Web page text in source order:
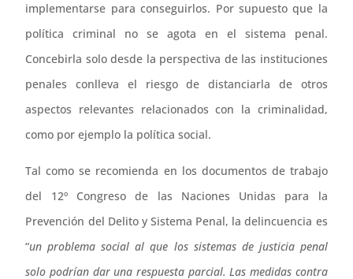
implementarse para conseguirlos. Por supuesto que la
política criminal no se agota en el sistema penal.
Concebirla solo desde la perspectiva de las instituciones
penales conlleva el riesgo de distanciarla de otros
aspectos relevantes relacionados con la criminalidad,
como por ejemplo la política social.
Tal como se recomienda en los documentos de trabajo
del 12º Congreso de las Naciones Unidas para la
Prevención del Delito y Sistema Penal, la delincuencia es
“un problema social al que los sistemas de justicia penal
solo podrían dar una respuesta parcial. Las medidas contra